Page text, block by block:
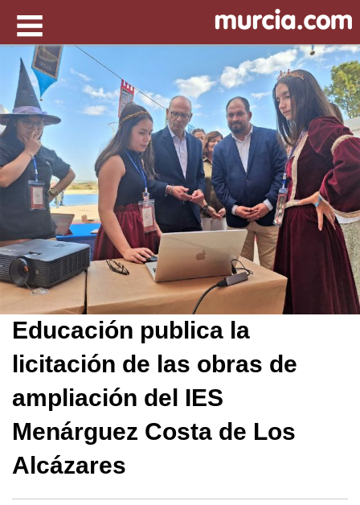
Educación publica la
licitación de las obras de
ampliación del IES
Menárguez Costa de Los
Alcázares